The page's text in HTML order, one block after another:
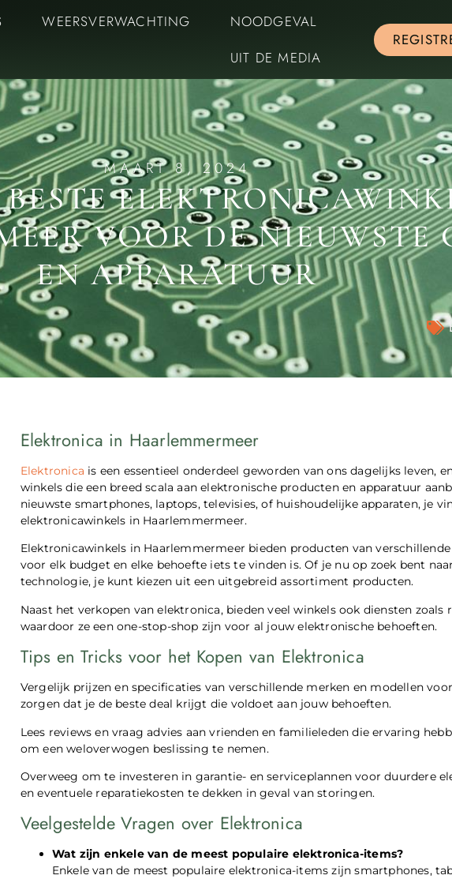
WEERSVERWACHTING
NOODGEVAL
UIT DE MEDIA
MAART 8, 2024
VOOR DE NIEUWSTE
EN APPARATUUR
Elektronica in Haarlemmermeer
Elektronica is een essentieel onderdeel geworden van ons dagelijks leven,
winkels die een breed scala aan elektronische producten en apparatuur
nieuwste smartphones, laptops, televisies, of huishoudelijke apparaten, je
elektronicawinkels in Haarlemmermeer.
Elektronicawinkels in Haarlemmermeer bieden producten van
voor elk budget en elke behoefte iets te vinden is. Of je nu op zoek bent
technologie, je kunt kiezen uit een uitgebreid assortiment producten.
Naast het verkopen van elektronica, bieden veel winkels ook diensten zoals
waardoor ze een one-stop-shop zijn voor al jouw elektronische behoeften.
Tips en Tricks voor het Kopen van Elektronica
Vergelijk prijzen en specificaties van verschillende merken en modellen
zorgen dat je de beste deal krijgt die voldoet aan jouw behoeften.
Lees reviews en vraag advies aan vrienden en familieleden die ervaring
om een weloverwogen beslissing te nemen.
Overweeg om te investeren in garantie- en serviceplannen voor duurdere
en eventuele reparatiekosten te dekken in geval van storingen.
Veelgestelde Vragen over Elektronica
Wat zijn enkele van de meest populaire elektronica-items?
Enkele van de meest populaire elektronica-items zijn smartphones,